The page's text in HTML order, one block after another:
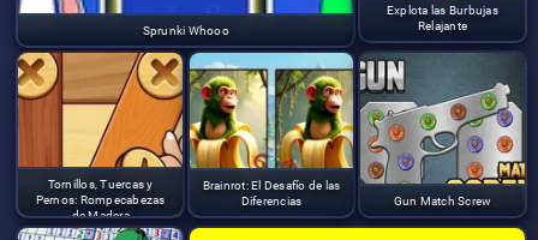
Sprunki Whooo
Explota las Burbujas
Relajante
Tornillos, Tuercas y
Pernos: Rompecabezas
de Madera
Brainrot: El Desafío de las
Diferencias
Gun Match Screw